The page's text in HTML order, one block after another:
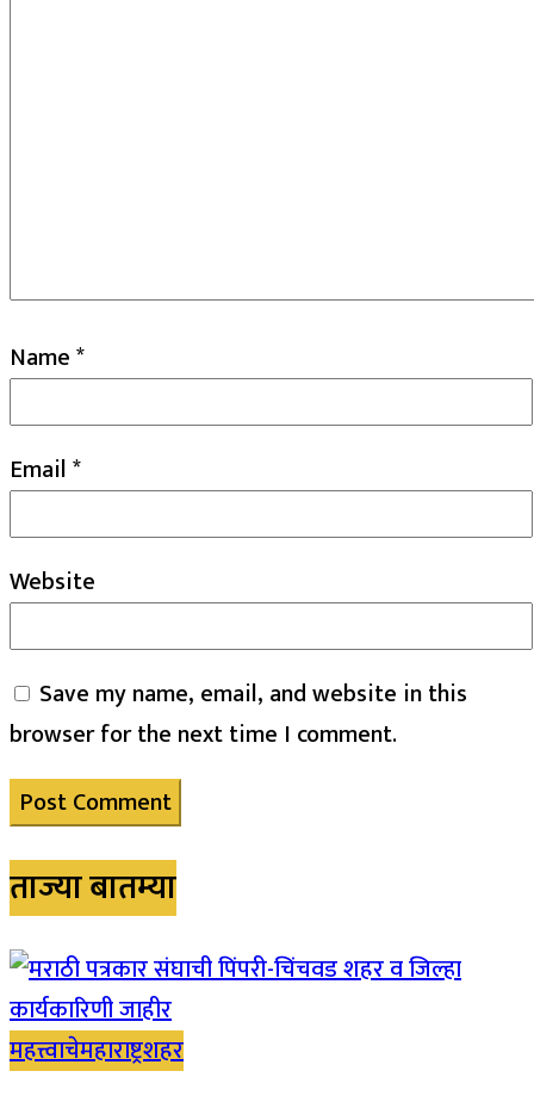
Name*
Email*
Website
Save my name, email, and website in this
browser for the next time I comment.
ताज्या बातम्या
महत्त्वाचेमहाराष्ट्रशहर